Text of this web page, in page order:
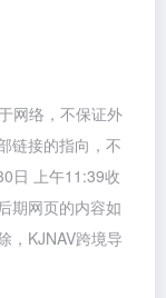
网络，不保证外
链接的指向，不
日 上午11:39收
期网页的内容如
，KJNAV跨境导